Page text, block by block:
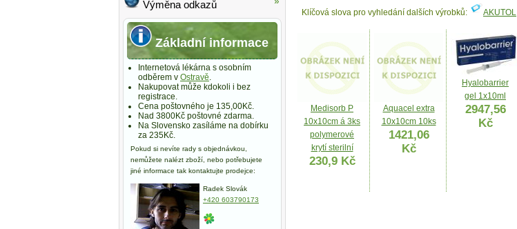
Klíčová slova pro vyhledání dalších výrobků: AKUTOL
Medisorb P
10x10cm á 3ks
polymerové
krytí sterilní
230,9 Kč
Aquacel extra
10x10cm 10ks
1421,06
Kč
Hyalobarrier
gel 1x10ml
2947,56
Kč
Výměna odkazů
Základní informace
Internetová lékárna s osobním
odběrem v Ostravě.
Nakupovat může kdokoli i bez
registrace.
Cena poštovného je 135,00Kč.
Nad 3800Kč poštovné zdarma.
Na Slovensko zasíláme na dobírku
za 235Kč.
Pokud si nevíte rady s objednávkou,
nemůžete nalézt zboží, nebo potřebujete
jiné informace tak kontaktujte prodejce:
Radek Slovák
+420 603790173